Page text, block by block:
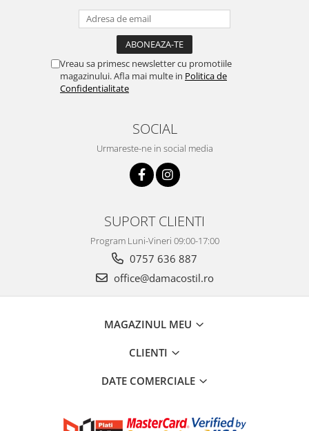
Vreau sa primesc newsletter cu promotiile
magazinului. Afla mai multe in Politica de
Confidentialitate
SOCIAL
Urmareste-ne in social media
SUPORT CLIENTI
Program Luni-Vineri 09:00-17:00
0757 636 887
office@damacostil.ro
MAGAZINUL MEU
CLIENTI
DATE COMERCIALE